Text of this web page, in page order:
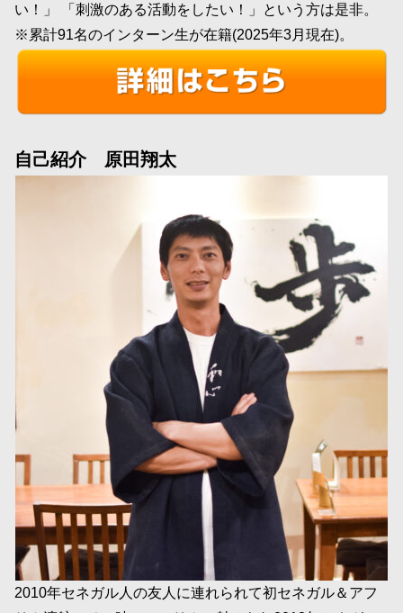
い！」 「刺激のある活動をしたい！」という方は是非。
※累計91名のインターン生が在籍(2025年3月現在)。
自己紹介 原田翔太
2010年セネガル人の友人に連れられて初セネガル＆アフ